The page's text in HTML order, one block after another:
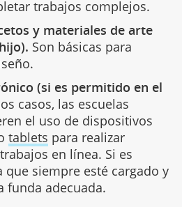
trabajos complejos.
y materiales de arte
Son básicas para
(si es permitido en el
casos, las escuelas
el uso de dispositivos
tablets para realizar
en línea. Si es
siempre esté cargado y
funda adecuada.